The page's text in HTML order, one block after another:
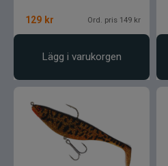
129 kr Ord. pris 149 kr
Lägg i varukorgen